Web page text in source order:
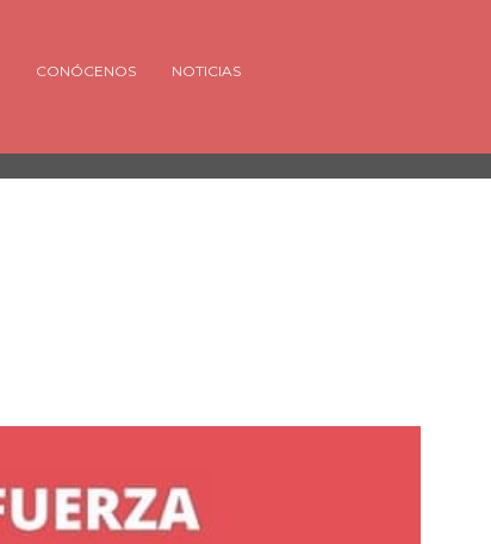
CONÓCENOS NOTICIAS